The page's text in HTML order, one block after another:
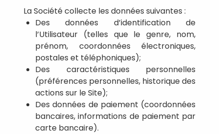
La Société collecte les données suivantes :
Des données d’identification de
l’Utilisateur (telles que le genre, nom,
prénom, coordonnées électroniques,
postales et téléphoniques);
Des caractéristiques personnelles
(préférences personnelles, historique des
actions sur le Site);
Des données de paiement (coordonnées
bancaires, informations de paiement par
carte bancaire).